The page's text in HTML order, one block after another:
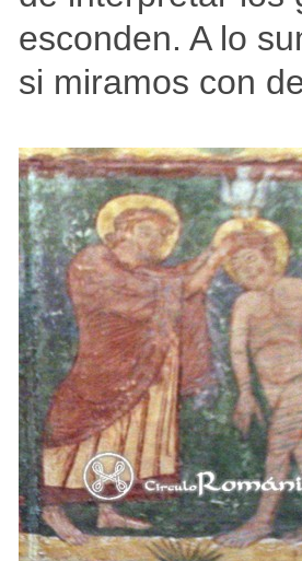
esconden. A lo
si miramos con